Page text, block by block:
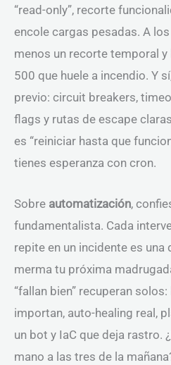
“read-only”, recorte
encole cargas pesadas. A
menos un recorte temporal
500 que huele a incendio. Y
previo: circuit breakers,
flags y rutas de escape
es “reiniciar hasta que
tienes esperanza con cron.
Sobre automatización,
fundamentalista. Cada
repite en un incidente es una
merma tu próxima
“fallan bien” recuperan
importan, auto-healing real,
un bot y IaC que deja rastro.
mano a las tres de la